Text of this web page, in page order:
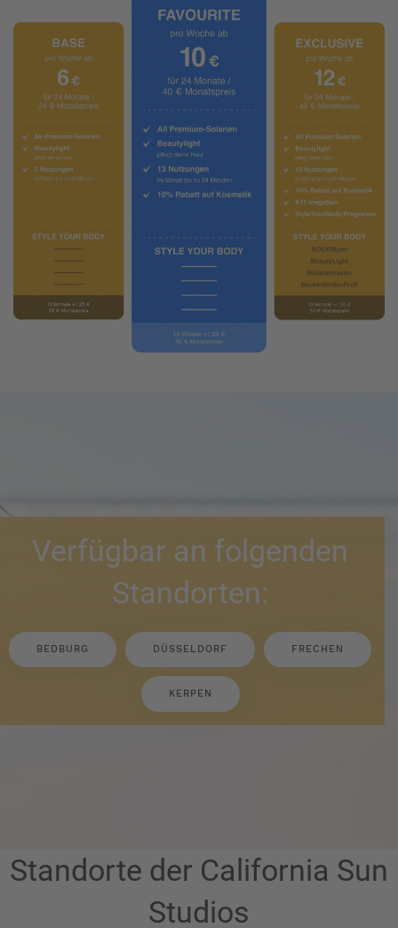
Verfügbar an folgenden
Standorten:
BEDBURG DÜSSELDORF FRECHEN
KERPEN
Standorte der California Sun
Studios